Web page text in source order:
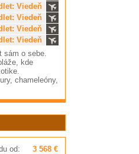
Viedeň
Viedeň
Viedeň
Viedeň
sám o sebe.
kde
chameleóny,
od:
3 568 €